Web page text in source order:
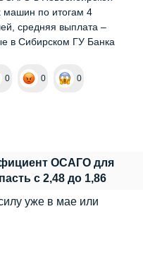
машин по итогам 4
средняя выплата –
в Сибирском ГУ Банка
0 0 0
ОСАГО для
с 2,48 до 1,86
уже в мае или